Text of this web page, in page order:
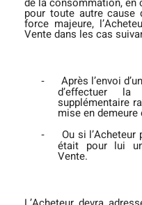
pour toute autre cause
force majeure,
Vente dans les cas
‐ Après l’envoi
d’effectuer
supplémentaire
mise en
‐ Ou si
était pour lui
Vente.